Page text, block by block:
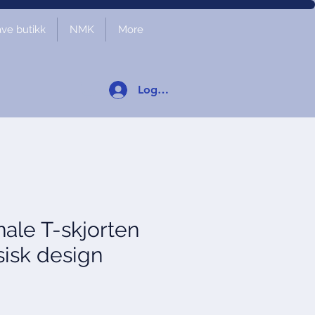
butikk NMK More
Logg inn
T-skjorten
design